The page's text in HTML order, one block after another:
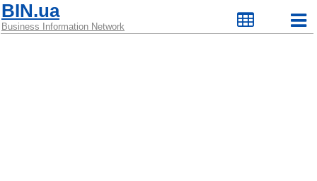
BIN.ua
Business Information Network